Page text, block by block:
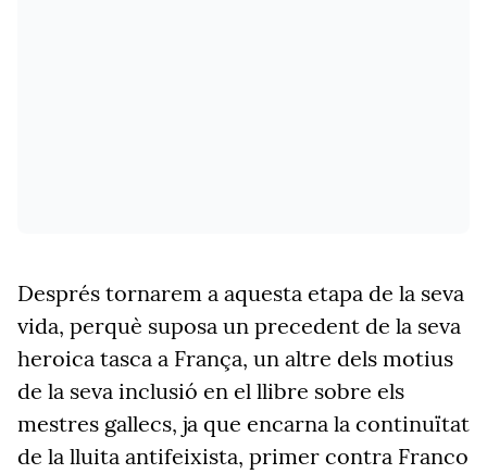
Després tornarem a aquesta etapa de la seva
vida, perquè suposa un precedent de la seva
heroica tasca a França, un altre dels motius
de la seva inclusió en el llibre sobre els
mestres gallecs, ja que encarna la continuïtat
de la lluita antifeixista, primer contra Franco